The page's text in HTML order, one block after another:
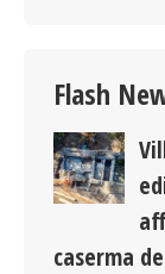
Flash
caserma